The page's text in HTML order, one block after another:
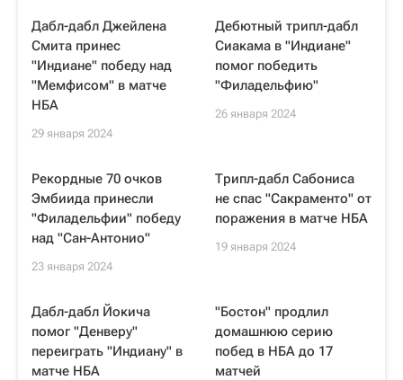
Дабл-дабл Джейлена
Смита принес
"Индиане" победу над
"Мемфисом" в матче
НБА
29 января 2024
Дебютный трипл-дабл
Сиакама в "Индиане"
помог победить
"Филадельфию"
26 января 2024
Рекордные 70 очков
Эмбиида принесли
"Филадельфии" победу
над "Сан-Антонио"
23 января 2024
Трипл-дабл Сабониса
не спас "Сакраменто" от
поражения в матче НБА
19 января 2024
Дабл-дабл Йокича
помог "Денверу"
переиграть "Индиану" в
матче НБА
"Бостон" продлил
домашнюю серию
побед в НБА до 17
матчей